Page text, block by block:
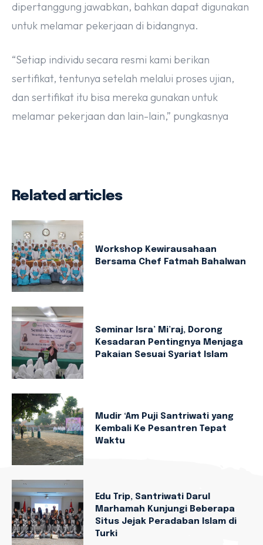
dipertanggung jawabkan, bahkan dapat digunakan
untuk melamar pekerjaan di bidangnya.
“Setiap individu secara resmi kami berikan
sertifikat, tentunya setelah melalui proses ujian,
dan sertifikat itu bisa mereka gunakan untuk
melamar pekerjaan dan lain-lain,” pungkasnya
Related articles
Workshop Kewirausahaan
Bersama Chef Fatmah Bahalwan
Seminar Isra’ Mi’raj, Dorong
Kesadaran Pentingnya Menjaga
Pakaian Sesuai Syariat Islam
Mudir ‘Am Puji Santriwati yang
Kembali Ke Pesantren Tepat
Waktu
Edu Trip, Santriwati Darul
Marhamah Kunjungi Beberapa
Situs Jejak Peradaban Islam di
Turki